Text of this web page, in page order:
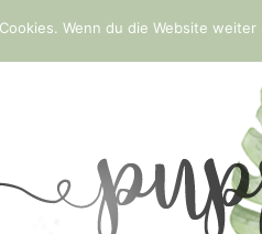
Wenn du die Website